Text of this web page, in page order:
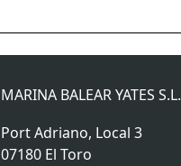
MARINA BALEAR YATES S.L.
Port Adriano, Local 3
07180 El Toro